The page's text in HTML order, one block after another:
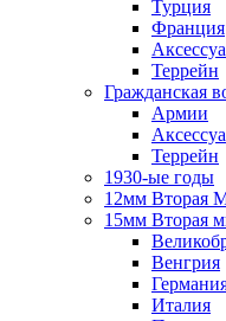
Турция
Франция
Террейн
Гражданская
Армии
Террейн
1930-ые годы
12мм Вторая
15мм Вторая
Венгрия
Италия